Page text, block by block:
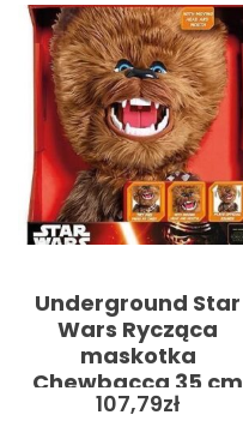
Underground Star
Wars Rycząca
maskotka
Chewbacca 35 cm
107,79zł